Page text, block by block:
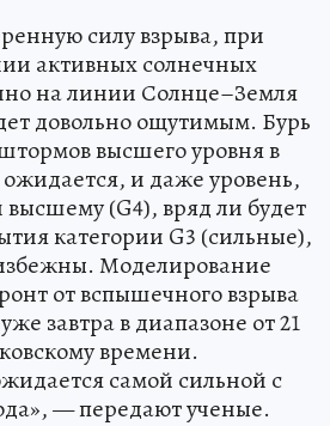
силу взрыва, при
активных солнечных
на линии Солнце–Земля
довольно ощутимым. Бурь
высшего уровня в
и даже уровень,
(G4), вряд ли будет
категории G3 (сильные),
Моделирование
от вспышечного взрыва
завтра в диапазоне от 21
времени.
самой сильной с
— передают ученые.